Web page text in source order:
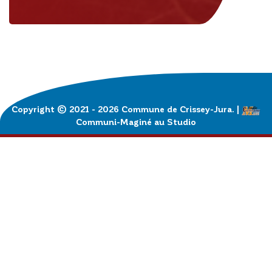
Copyright © 2021 - 2026 Commune de Crissey-Jura. |
Communi-Maginé au Studio